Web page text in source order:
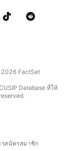
2026 FactSet
Database ที่ให้
รสมัครสมาชิก